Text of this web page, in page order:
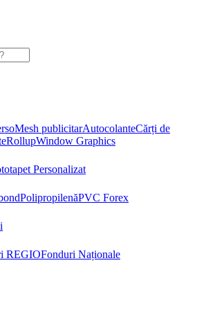
Mesh publicitarAutocolanteCărți de
RollupWindow Graphics
Personalizat
PolipropilenăPVC Forex
REGIOFonduri Naționale